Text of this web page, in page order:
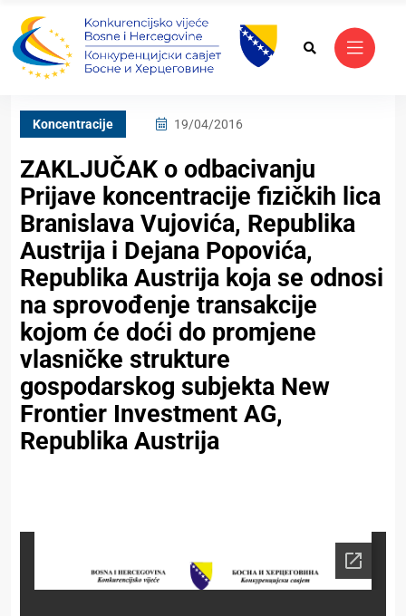
Koncentracije 19/04/2016
ZAKLJUČAK o odbacivanju
Prijave koncentracije fizičkih lica
Branislava Vujovića, Republika
Austrija i Dejana Popovića,
Republika Austrija koja se odnosi
na sprovođenje transakcije
kojom će doći do promjene
vlasničke strukture
gospodarskog subjekta New
Frontier Investment AG,
Republika Austrija